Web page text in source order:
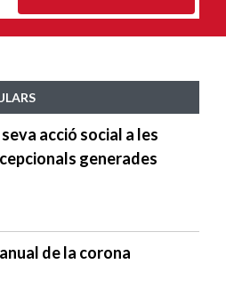
acció social a les
generades
de la corona